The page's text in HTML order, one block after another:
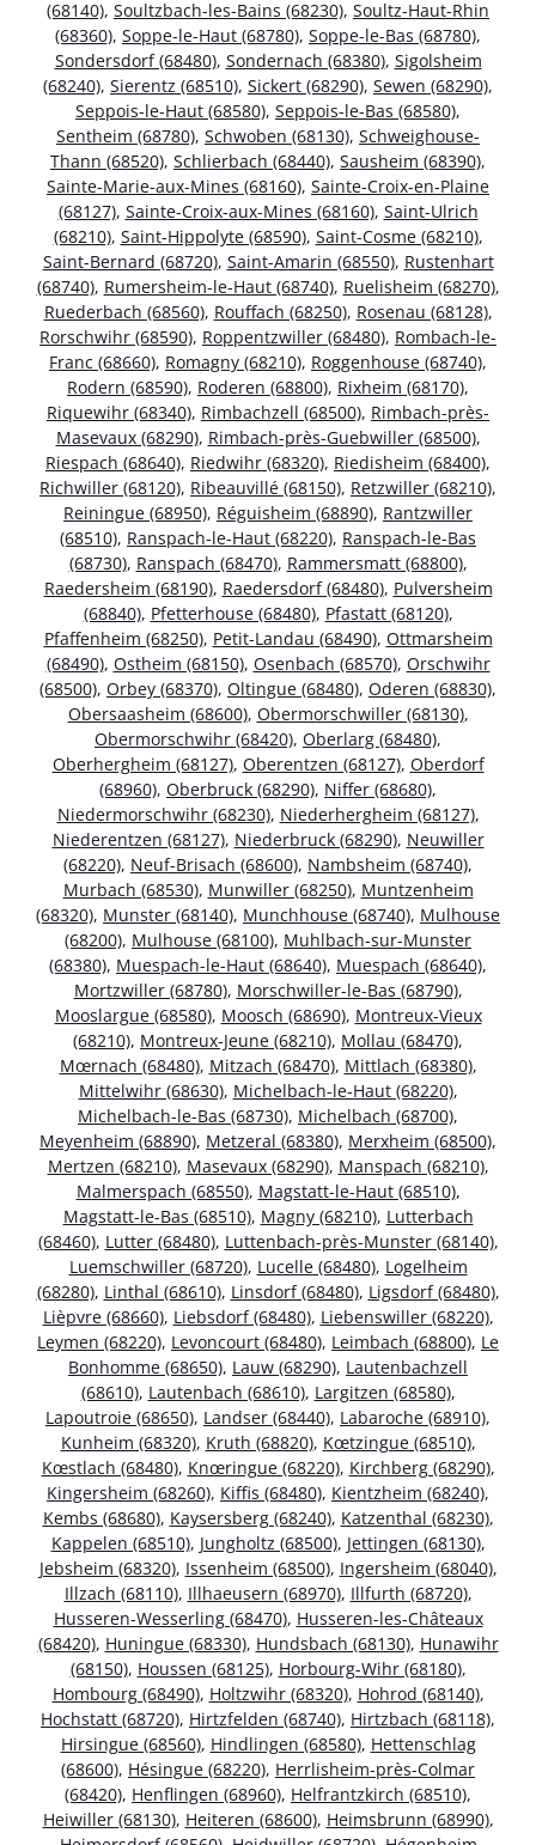
(68140), Soultzbach-les-Bains (68230), Soultz-Haut-Rhin
(68360), Soppe-le-Haut (68780), Soppe-le-Bas (68780),
Sondersdorf (68480), Sondernach (68380), Sigolsheim
(68240), Sierentz (68510), Sickert (68290), Sewen (68290),
Seppois-le-Haut (68580), Seppois-le-Bas (68580),
Sentheim (68780), Schwoben (68130), Schweighouse-
Thann (68520), Schlierbach (68440), Sausheim (68390),
Sainte-Marie-aux-Mines (68160), Sainte-Croix-en-Plaine
(68127), Sainte-Croix-aux-Mines (68160), Saint-Ulrich
(68210), Saint-Hippolyte (68590), Saint-Cosme (68210),
Saint-Bernard (68720), Saint-Amarin (68550), Rustenhart
(68740), Rumersheim-le-Haut (68740), Ruelisheim (68270),
Ruederbach (68560), Rouffach (68250), Rosenau (68128),
Rorschwihr (68590), Roppentzwiller (68480), Rombach-le-
Franc (68660), Romagny (68210), Roggenhouse (68740),
Rodern (68590), Roderen (68800), Rixheim (68170),
Riquewihr (68340), Rimbachzell (68500), Rimbach-près-
Masevaux (68290), Rimbach-près-Guebwiller (68500),
Riespach (68640), Riedwihr (68320), Riedisheim (68400),
Richwiller (68120), Ribeauvillé (68150), Retzwiller (68210),
Reiningue (68950), Réguisheim (68890), Rantzwiller
(68510), Ranspach-le-Haut (68220), Ranspach-le-Bas
(68730), Ranspach (68470), Rammersmatt (68800),
Raedersheim (68190), Raedersdorf (68480), Pulversheim
(68840), Pfetterhouse (68480), Pfastatt (68120),
Pfaffenheim (68250), Petit-Landau (68490), Ottmarsheim
(68490), Ostheim (68150), Osenbach (68570), Orschwihr
(68500), Orbey (68370), Oltingue (68480), Oderen (68830),
Obersaasheim (68600), Obermorschwiller (68130),
Obermorschwihr (68420), Oberlarg (68480),
Oberhergheim (68127), Oberentzen (68127), Oberdorf
(68960), Oberbruck (68290), Niffer (68680),
Niedermorschwihr (68230), Niederhergheim (68127),
Niederentzen (68127), Niederbruck (68290), Neuwiller
(68220), Neuf-Brisach (68600), Nambsheim (68740),
Murbach (68530), Munwiller (68250), Muntzenheim
(68320), Munster (68140), Munchhouse (68740), Mulhouse
(68200), Mulhouse (68100), Muhlbach-sur-Munster
(68380), Muespach-le-Haut (68640), Muespach (68640),
Mortzwiller (68780), Morschwiller-le-Bas (68790),
Mooslargue (68580), Moosch (68690), Montreux-Vieux
(68210), Montreux-Jeune (68210), Mollau (68470),
Mœrnach (68480), Mitzach (68470), Mittlach (68380),
Mittelwihr (68630), Michelbach-le-Haut (68220),
Michelbach-le-Bas (68730), Michelbach (68700),
Meyenheim (68890), Metzeral (68380), Merxheim (68500),
Mertzen (68210), Masevaux (68290), Manspach (68210),
Malmerspach (68550), Magstatt-le-Haut (68510),
Magstatt-le-Bas (68510), Magny (68210), Lutterbach
(68460), Lutter (68480), Luttenbach-près-Munster (68140),
Luemschwiller (68720), Lucelle (68480), Logelheim
(68280), Linthal (68610), Linsdorf (68480), Ligsdorf (68480),
Lièpvre (68660), Liebsdorf (68480), Liebenswiller (68220),
Leymen (68220), Levoncourt (68480), Leimbach (68800), Le
Bonhomme (68650), Lauw (68290), Lautenbachzell
(68610), Lautenbach (68610), Largitzen (68580),
Lapoutroie (68650), Landser (68440), Labaroche (68910),
Kunheim (68320), Kruth (68820), Kœtzingue (68510),
Kœstlach (68480), Knœringue (68220), Kirchberg (68290),
Kingersheim (68260), Kiffis (68480), Kientzheim (68240),
Kembs (68680), Kaysersberg (68240), Katzenthal (68230),
Kappelen (68510), Jungholtz (68500), Jettingen (68130),
Jebsheim (68320), Issenheim (68500), Ingersheim (68040),
Illzach (68110), Illhaeusern (68970), Illfurth (68720),
Husseren-Wesserling (68470), Husseren-les-Châteaux
(68420), Huningue (68330), Hundsbach (68130), Hunawihr
(68150), Houssen (68125), Horbourg-Wihr (68180),
Hombourg (68490), Holtzwihr (68320), Hohrod (68140),
Hochstatt (68720), Hirtzfelden (68740), Hirtzbach (68118),
Hirsingue (68560), Hindlingen (68580), Hettenschlag
(68600), Hésingue (68220), Herrlisheim-près-Colmar
(68420), Henflingen (68960), Helfrantzkirch (68510),
Heiwiller (68130), Heiteren (68600), Heimsbrunn (68990),